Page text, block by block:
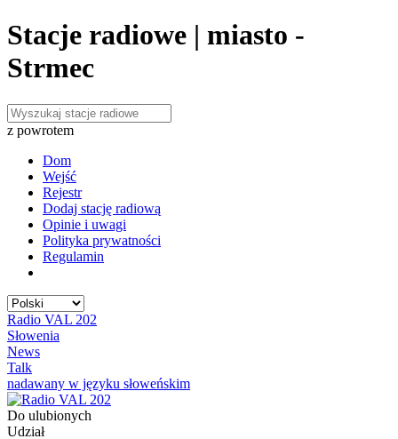
Stacje radiowe | miasto -
Strmec
z powrotem
Dom
Wejść
Rejestr
Dodaj stację radiową
Opinie i uwagi
Polityka prywatności
Regulamin
Radio VAL 202
Słowenia
News
Talk
nadawany w języku słoweńskim
Do ulubionych
Udział